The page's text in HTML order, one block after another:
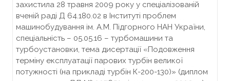
захистила 28 травня 2009 року у спеціалізованій
вченій раді Д 64.180.02 в Інституті проблем
машинобудування ім. А.М. Підгорного НАН України,
спеціальність – 05.05.16 – турбомашини та
турбоустановки, тема дисертації «Подовження
терміну експлуатації парових турбін великої
потужності (на прикладі турбін К-200-130)» (диплом